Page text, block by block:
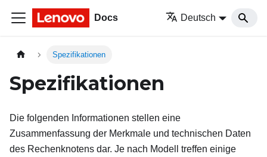
Docs Deutsch
Spezifikationen
Spezifikationen
Die folgenden Informationen stellen eine
Zusammenfassung der Merkmale und technischen Daten
des Rechenknotens dar. Je nach Modell treffen einige